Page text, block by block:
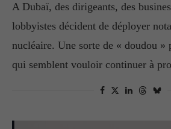
A Dubaï, des dirigeants, des
lobbyistes décident de déployer
nucléaire. Une sorte de « doudou »
qui semblent vouloir continuer à